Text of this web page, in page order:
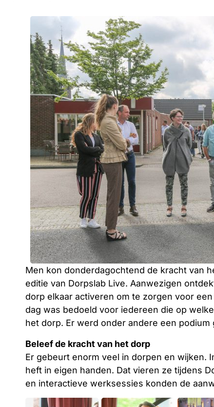
Men kon donderdagochtend de kracht van
editie van Dorpslab Live. Aanwezigen
dorp elkaar activeren om te zorgen voor
dag was bedoeld voor iedereen die op
het dorp. Er werd onder andere een
Beleef de kracht van het dorp
Er gebeurt enorm veel in dorpen en wijken.
heft in eigen handen. Dat vieren ze tijdens
en interactieve werksessies konden de